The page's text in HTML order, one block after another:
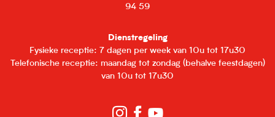
94 59
Dienstregeling
Fysieke receptie: 7 dagen per week van 10u tot 17u30
Telefonische receptie: maandag tot zondag (behalve feestdagen)
van 10u tot 17u30